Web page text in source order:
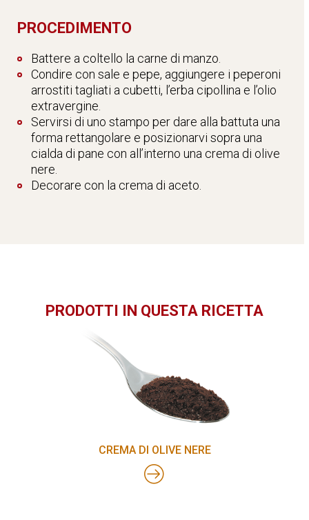
PROCEDIMENTO
Battere a coltello la carne di manzo.
Condire con sale e pepe, aggiungere i peperoni
arrostiti tagliati a cubetti, l’erba cipollina e l’olio
extravergine.
Servirsi di uno stampo per dare alla battuta una
forma rettangolare e posizionarvi sopra una
cialda di pane con all’interno una crema di olive
nere.
Decorare con la crema di aceto.
PRODOTTI IN QUESTA RICETTA
CREMA DI OLIVE NERE